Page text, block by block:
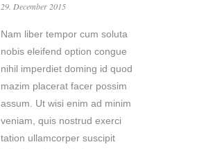
29. December 2015
Nam liber tempor cum soluta
nobis eleifend option congue
nihil imperdiet doming id quod
mazim placerat facer possim
assum. Ut wisi enim ad minim
veniam, quis nostrud exerci
tation ullamcorper suscipit